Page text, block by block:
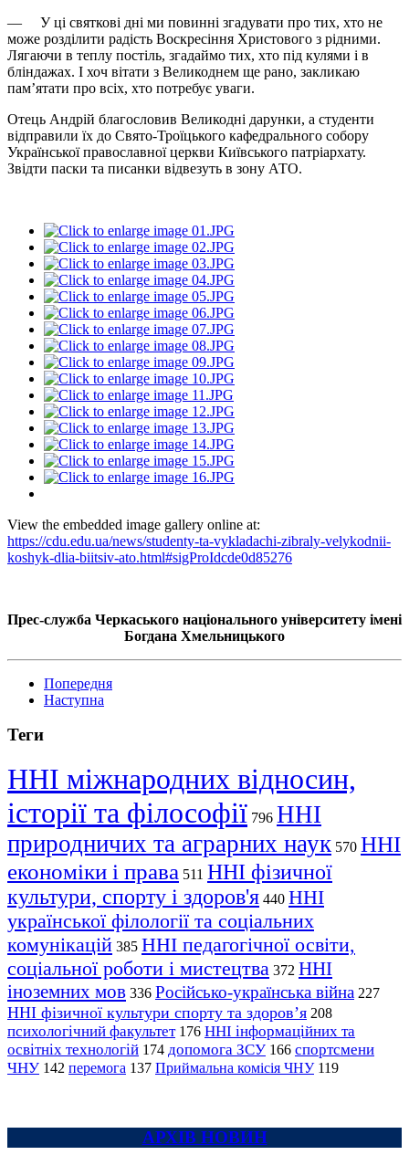
— У ці святкові дні ми повинні згадувати про тих, хто не
може розділити радість Воскресіння Христового з рідними.
Лягаючи в теплу постіль, згадаймо тих, хто під кулями і в
бліндажах. І хоч вітати з Великоднем ще рано, закликаю
пам’ятати про всіх, хто потребує уваги.
Отець Андрій благословив Великодні дарунки, а студенти
відправили їх до Свято-Троїцького кафедрального собору
Української православної церкви Київського патріархату.
Звідти паски та писанки відвезуть в зону АТО.
View the embedded image gallery online at:
https://cdu.edu.ua/news/studenty-ta-vykladachi-zibraly-velykodnii-
koshyk-dlia-biitsiv-ato.html#sigProIdcde0d85276
Прес-служба Черкаського національного університету імені
Богдана Хмельницького
Попередня
Наступна
Теги
ННІ міжнародних відносин,
історії та філософії 796 ННІ
природничих та аграрних наук 570 ННІ
економіки і права 511 ННІ фізичної
культури, спорту і здоров'я 440 ННІ
української філології та соціальних
комунікацій 385 ННІ педагогічної освіти,
соціальної роботи і мистецтва 372 ННІ
іноземних мов 336 Російсько-українська війна 227
ННІ фізичної культури спорту та здоров’я 208
психологічний факультет 176 ННІ інформаційних та
освітніх технологій 174 допомога ЗСУ 166 спортсмени
ЧНУ 142 перемога 137 Приймальна комісія ЧНУ 119
АРХІВ НОВИН